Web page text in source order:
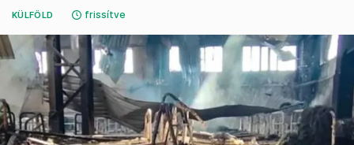
KÜLFÖLD frissítve